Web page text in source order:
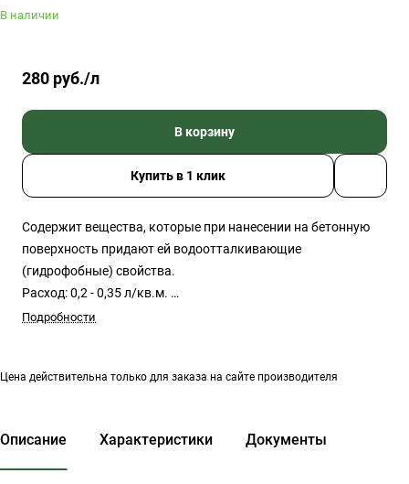
В наличии
280 руб./л
В корзину
Купить в 1 клик
Содержит вещества, которые при нанесении на бетонную
поверхность придают ей водоотталкивающие
(гидрофобные) свойства.
Расход: 0,2 - 0,35 л/кв.м.
Цена за 10 л: 2800 руб.
Подробности
Цена действительна только для заказа на сайте производителя
Описание Характеристики Документы